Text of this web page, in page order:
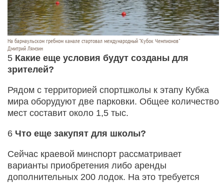
На барнаульском гребном канале стартовал международный "Кубок Чемпионов"
Дмитрий Лямзин
5 Какие еще условия будут созданы для
зрителей?
Рядом с территорией спортшколы к этапу Кубка
мира оборудуют две парковки. Общее количество
мест составит около 1,5 тыс.
6 Что еще закупят для школы?
Сейчас краевой минспорт рассматривает
варианты приобретения либо аренды
дополнительных 200 лодок. На это требуется